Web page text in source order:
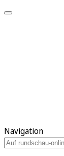
Navigation